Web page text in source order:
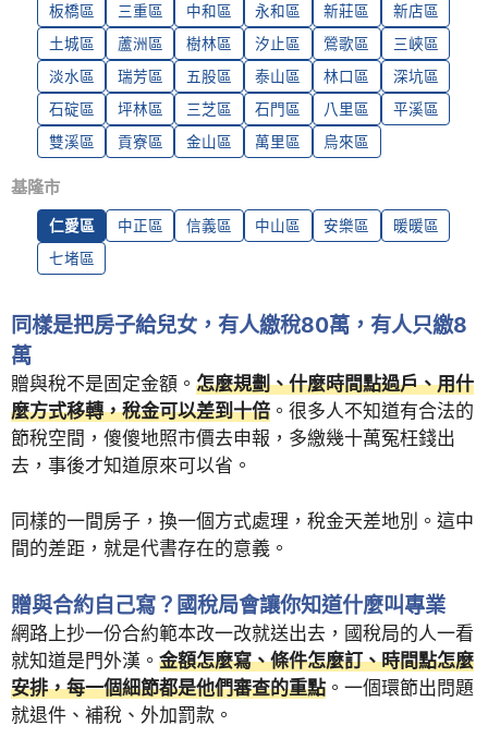
板橋區 三重區 中和區 永和區 新莊區
新店區
土城區
蘆洲區 樹林區 汐止區 鶯歌區
三峽區
淡水區
瑞芳區 五股區 泰山區 林口區
深坑區
石碇區
坪林區 三芝區 石門區 八里區
平溪區
雙溪區
貢寮區 金山區 萬里區 烏來區
基隆市
仁愛區 中正區 信義區 中山區 安樂區
暖暖區
七堵區
同樣是把房子給兒女，有人繳稅80萬，有人只繳8
萬
贈與稅不是固定金額。 怎麼規劃、什麼時間點過戶、用什
麼方式移轉，稅金可以差到十倍 。很多人不知道有合法的
節稅空間，傻傻地照市價去申報，多繳幾十萬冤枉錢出
去，事後才知道原來可以省。
同樣的一間房子，換一個方式處理，稅金天差地別。這中
間的差距，就是代書存在的意義。
贈與合約自己寫？國稅局會讓你知道什麼叫專業
網路上抄一份合約範本改一改就送出去，國稅局的人一看
就知道是門外漢。 金額怎麼寫、條件怎麼訂、時間點怎麼
安排，每一個細節都是他們審查的重點 。一個環節出問題
就退件、補稅、外加罰款。